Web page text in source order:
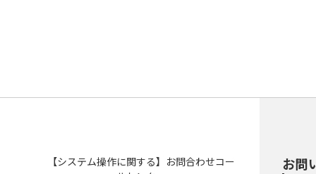
【システム操作に関する】お問合わせコー
お問